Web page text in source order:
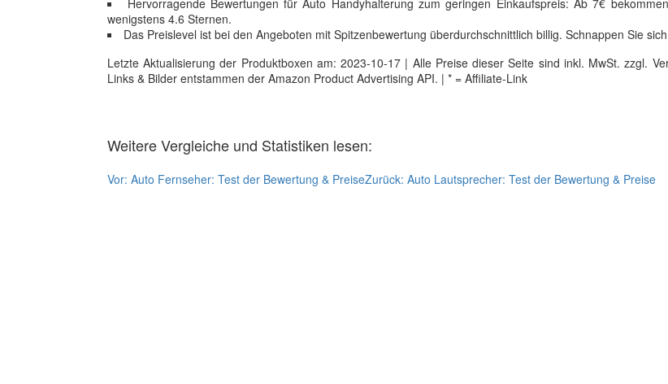
Hervorragende Bewertungen für Auto Handyhalterung zum geringen Einkaufspreis: Ab 7€
wenigstens 4.6 Sternen.
Das Preislevel ist bei den Angeboten mit Spitzenbewertung überdurchschnittlich billig. Schnappen Sie
Letzte Aktualisierung der Produktboxen am: 2023-10-17 | Alle Preise dieser Seite sind inkl. MwSt. zzgl.
Links & Bilder entstammen der Amazon Product Advertising API. | * = Affiliate-Link
Weitere Vergleiche und Statistiken lesen:
Vor: Auto Fernseher: Test der Bewertung & PreiseZurück: Auto Lautsprecher: Test der Bewertung & Preise